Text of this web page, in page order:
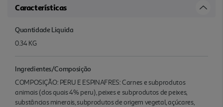
Características
Quantidade Liquida
0.34 KG
Ingredientes/Composição
COMPOSIÇÃO: PERU E ESPINAFRES: Carnes e subprodutos
animais (dos quais 4% peru), peixes e subprodutos de peixes,
substâncias minerais, subprodutos de origem vegetal, açúcares,